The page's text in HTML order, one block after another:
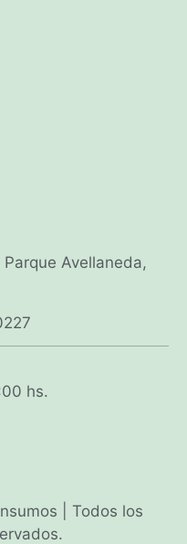
Avellaneda,
hs.
| Todos los